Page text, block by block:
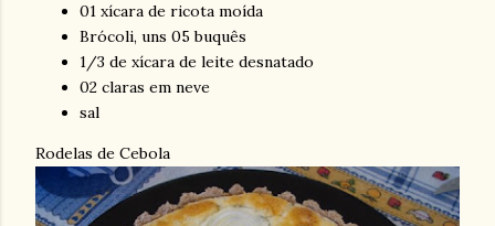
01 xícara de ricota moída
Brócoli, uns 05 buquês
1/3 de xícara de leite desnatado
02 claras em neve
sal
Rodelas de Cebola